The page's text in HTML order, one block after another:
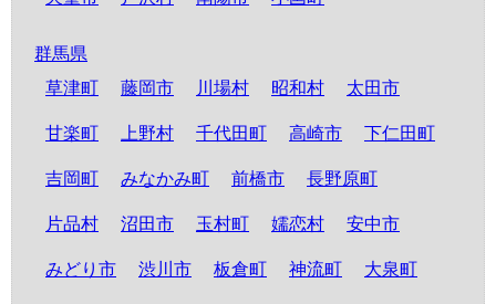
群馬県
草津町
藤岡市 川場村 昭和村 太田市
甘楽町 上野村 千代田町 高崎市 下仁田町
吉岡町 みなかみ町 前橋市 長野原町
片品村 沼田市 玉村町 嬬恋村 安中市
みどり市 渋川市 板倉町 神流町 大泉町